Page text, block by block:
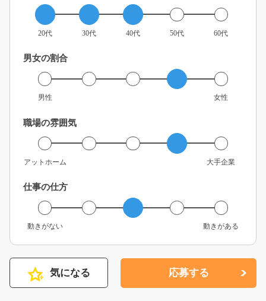
20代 30代 40代 50代 60代
男女の割合
男性 女性
職場の雰囲気
アットホーム 大手企業
仕事の仕方
動きがない 動きがある
気になる 応募する